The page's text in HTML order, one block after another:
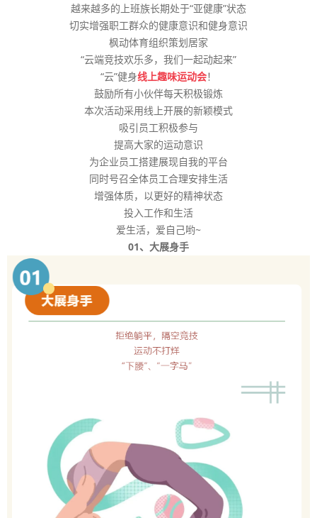
越来越多的上班族长期处于“亚健康”状态
切实增强职工群众的健康意识和健身意识
枫动体育组织策划居家
“云端竞技欢乐多，我们一起动起来”
“云”健身线上趣味运动会！
鼓励所有小伙伴每天积极锻炼
本次活动采用线上开展的新颖模式
吸引员工积极参与
提高大家的运动意识
为企业员工搭建展现自我的平台
同时号召全体员工合理安排生活
增强体质，以更好的精神状态
投入工作和生活
爱生活，爱自己哟~
01、大展身手